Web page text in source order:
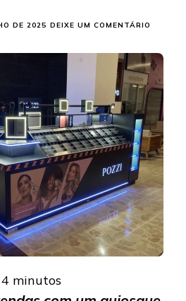
DE 2025 DEIXE UM COMENTÁRIO
EM
COM
DESIGN
4 minutos